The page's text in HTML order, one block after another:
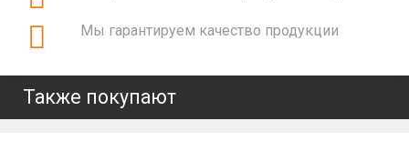
Мы гарантируем качество продукции
Также покупают